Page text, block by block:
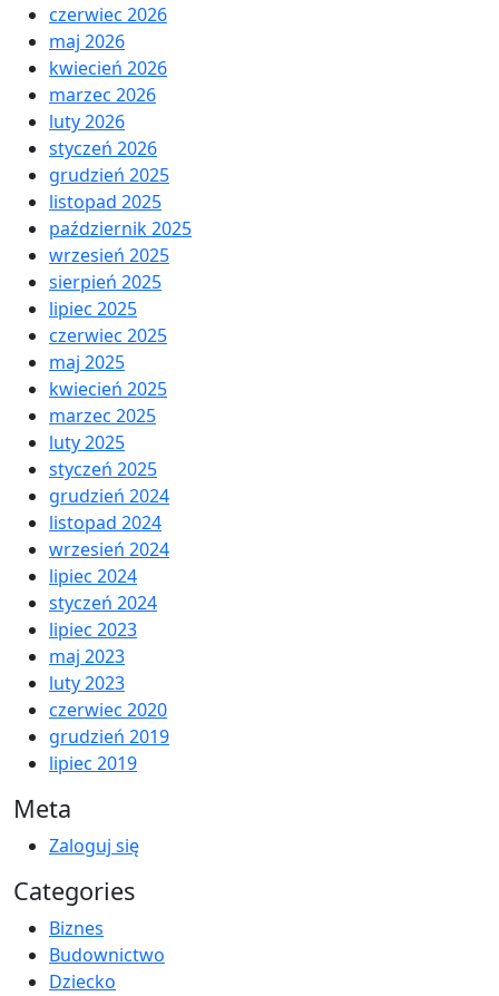
czerwiec 2026
maj 2026
kwiecień 2026
marzec 2026
luty 2026
styczeń 2026
grudzień 2025
listopad 2025
październik 2025
wrzesień 2025
sierpień 2025
lipiec 2025
czerwiec 2025
maj 2025
kwiecień 2025
marzec 2025
luty 2025
styczeń 2025
grudzień 2024
listopad 2024
wrzesień 2024
lipiec 2024
styczeń 2024
lipiec 2023
maj 2023
luty 2023
czerwiec 2020
grudzień 2019
lipiec 2019
Meta
Zaloguj się
Categories
Biznes
Budownictwo
Dziecko